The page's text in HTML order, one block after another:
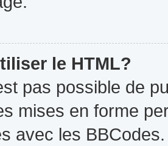
le HTML?
pas possible de
mises en forme
avec les BBCodes.